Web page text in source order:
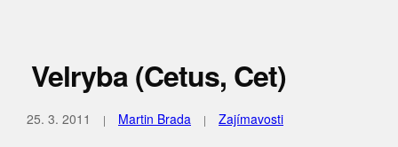
Velryba (Cetus, Cet)
25. 3. 2011 Martin Brada Zajímavosti